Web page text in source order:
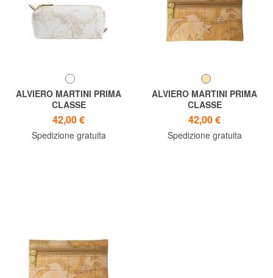
ALVIERO MARTINI PRIMA
CLASSE
GEO CLASSIC Trousse con
zip
42,00 €
Spedizione gratuita
ALVIERO MARTINI PRIMA
CLASSE
GEO CLASSIC Bustina
necessaire
42,00 €
Spedizione gratuita